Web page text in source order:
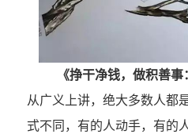
《挣干净钱，做积善事
从广义上讲，绝大多数人都
式不同，有的人动手，有的